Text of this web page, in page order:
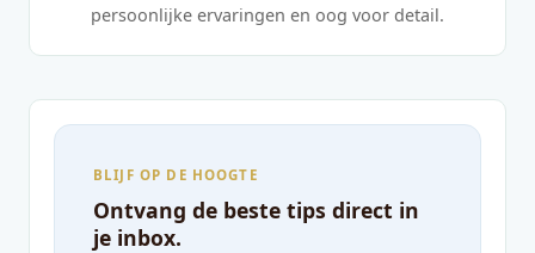
persoonlijke ervaringen en oog voor detail.
BLIJF OP DE HOOGTE
Ontvang de beste tips direct in
je inbox.